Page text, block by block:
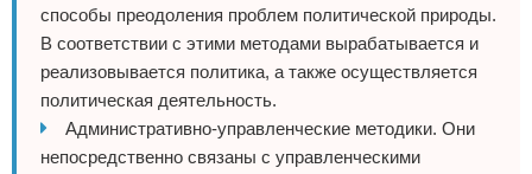
способы преодоления проблем политической природы.
В соответствии с этими методами вырабатывается и
реализовывается политика, а также осуществляется
политическая деятельность.
Административно-управленческие методики. Они
непосредственно связаны с управленческими